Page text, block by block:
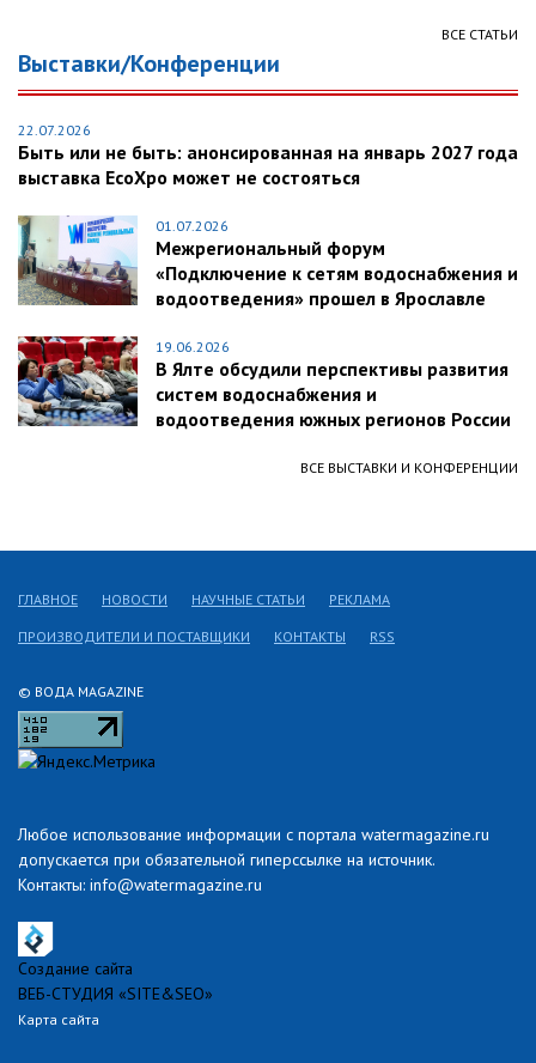
ВСЕ СТАТЬИ
Выставки/Конференции
22.07.2026
Быть или не быть: анонсированная на январь 2027 года
выставка EcoXpo может не состояться
01.07.2026
Межрегиональный форум
«Подключение к сетям водоснабжения и
водоотведения» прошел в Ярославле
19.06.2026
В Ялте обсудили перспективы развития
систем водоснабжения и
водоотведения южных регионов России
ВСЕ ВЫСТАВКИ И КОНФЕРЕНЦИИ
© ВОДА MAGAZINE
Любое использование информации с портала watermagazine.ru
допускается при обязательной гиперссылке на источник.
Контакты: info@watermagazine.ru
ГЛАВНОЕ НОВОСТИ НАУЧНЫЕ СТАТЬИ РЕКЛАМА
ПРОИЗВОДИТЕЛИ И ПОСТАВЩИКИ КОНТАКТЫ RSS
Создание сайта
ВЕБ-СТУДИЯ «SITE&SEO»
Карта сайта